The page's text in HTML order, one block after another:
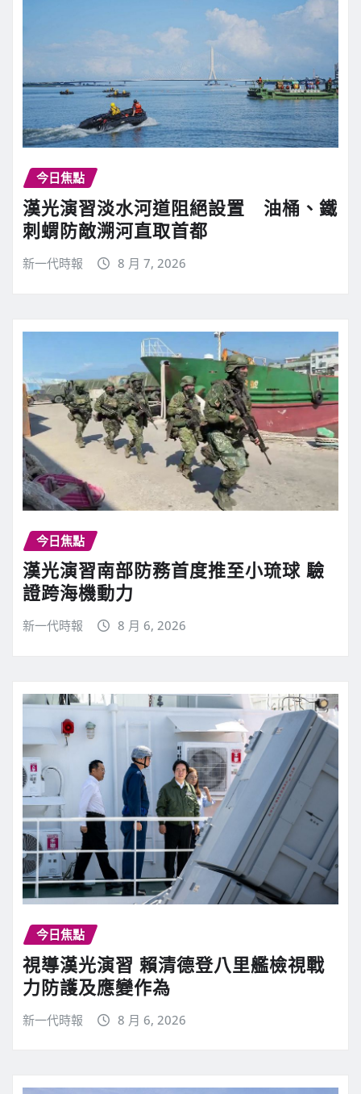
今日焦點
漢光演習淡水河道阻絕設置 油桶、鐵
刺蝟防敵溯河直取首都
新一代時報 8 月 7, 2026
今日焦點
漢光演習南部防務首度推至小琉球 驗
證跨海機動力
新一代時報 8 月 6, 2026
今日焦點
視導漢光演習 賴清德登八里艦檢視戰
力防護及應變作為
新一代時報 8 月 6, 2026